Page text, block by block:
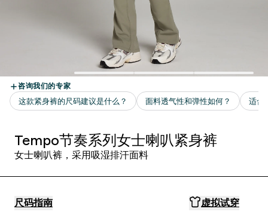
Tempo节奏系列女士喇叭紧身裤
女士喇叭裤，采用吸湿排汗面料
尺码指南 虚拟试穿